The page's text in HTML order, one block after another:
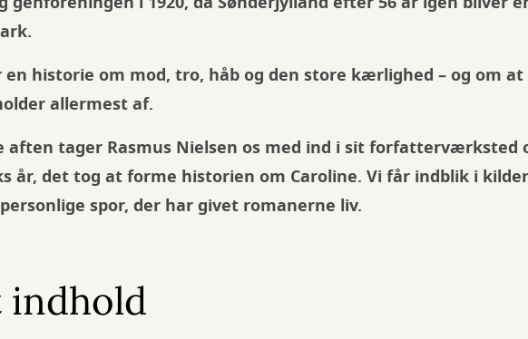
en historie om mod, tro, håb og den store kærlighed – og om
allermest af.
aften tager Rasmus Nielsen os med ind i sit
år, det tog at forme historien om Caroline. Vi får indblik i
spor, der har givet romanerne liv.
indhold